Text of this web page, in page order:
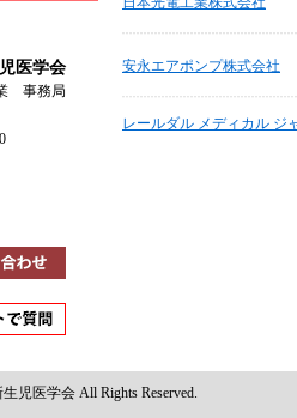
医学会
事務局
安永エアポンプ株式会社
レールダル メディカル ジ
児医学会 All Rights Reserved.